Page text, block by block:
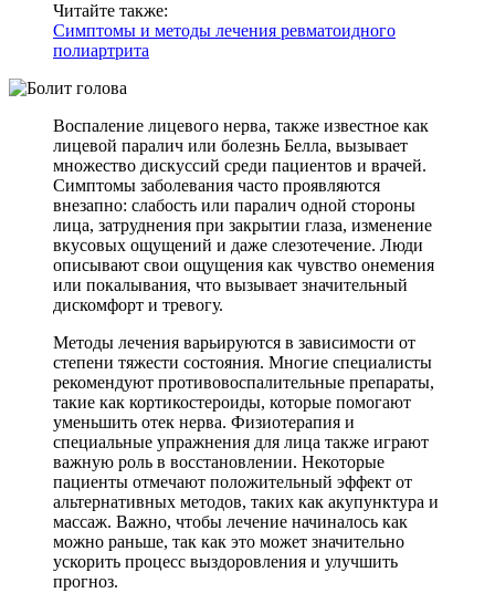
Читайте также:
Симптомы и методы лечения ревматоидного
полиартрита
Воспаление лицевого нерва, также известное как
лицевой паралич или болезнь Белла, вызывает
множество дискуссий среди пациентов и врачей.
Симптомы заболевания часто проявляются
внезапно: слабость или паралич одной стороны
лица, затруднения при закрытии глаза, изменение
вкусовых ощущений и даже слезотечение. Люди
описывают свои ощущения как чувство онемения
или покалывания, что вызывает значительный
дискомфорт и тревогу.
Методы лечения варьируются в зависимости от
степени тяжести состояния. Многие специалисты
рекомендуют противовоспалительные препараты,
такие как кортикостероиды, которые помогают
уменьшить отек нерва. Физиотерапия и
специальные упражнения для лица также играют
важную роль в восстановлении. Некоторые
пациенты отмечают положительный эффект от
альтернативных методов, таких как акупунктура и
массаж. Важно, чтобы лечение начиналось как
можно раньше, так как это может значительно
ускорить процесс выздоровления и улучшить
прогноз.